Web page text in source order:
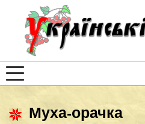
Муха-орачка